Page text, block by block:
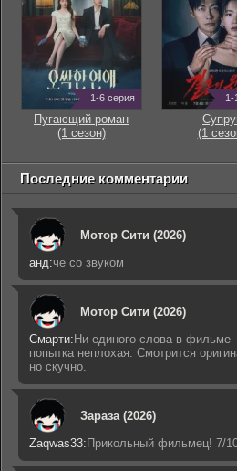
1-6 серия
Пугающий роман
(1 сезон)
1-
(1
Последние комментарии
Мотор Сити (2026)
анд:че со звуком
Мотор Сити (2026)
Смарти: Ни единого слова в фильме -
попытка неплохая. Смотрится
но скучно.
Зараза (2026)
Zaqwas33: Прикольный фильмец! 7/